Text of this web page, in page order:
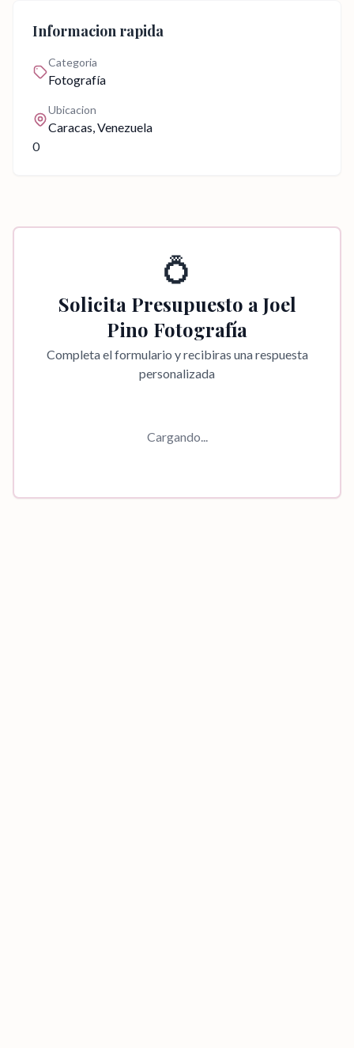
Informacion rapida
Categoria
Fotografía
Ubicacion
Caracas, Venezuela
0
💍
Solicita Presupuesto aJoel
Pino Fotografía
Completa el formulario y recibiras una respuesta
personalizada
Cargando...